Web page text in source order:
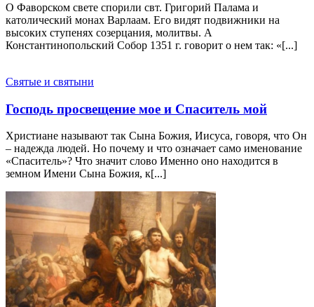
О Фаворском свете спорили свт. Григорий Палама и
католический монах Варлаам. Его видят подвижники на
высоких ступенях созерцания, молитвы. А
Константинопольский Собор 1351 г. говорит о нем так: «[...]
Святые и святыни
Господь просвещение мое и Спаситель мой
Христиане называют так Сына Божия, Иисуса, говоря, что Он
– надежда людей. Но почему и что означает само именование
«Спаситель»? Что значит слово Именно оно находится в
земном Имени Сына Божия, к[...]